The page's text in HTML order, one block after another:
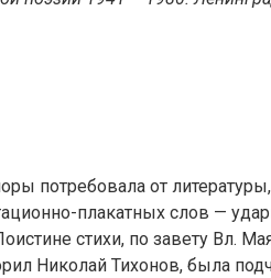
потребовала от
плакатных слов —
стихи, по завету Вл.
Николай Тихонов, была